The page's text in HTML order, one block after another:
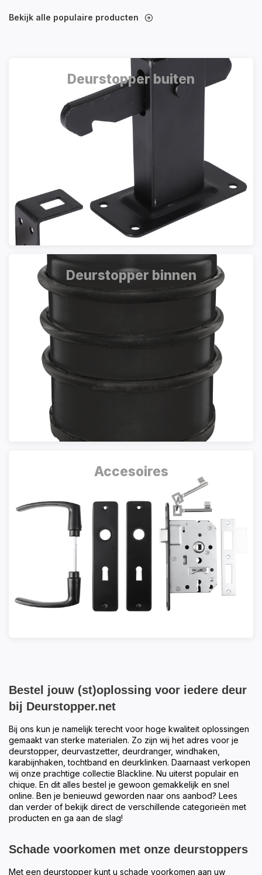
Bekijk alle populaire producten
Deurstopper buiten
Deurstopper binnen
Accesoires
Bestel jouw (st)oplossing voor iedere deur
bij Deurstopper.net
Bij ons kun je namelijk terecht voor hoge kwaliteit oplossingen
gemaakt van sterke materialen. Zo zijn wij het adres voor je
deurstopper, deurvastzetter, deurdranger, windhaken,
karabijnhaken, tochtband en deurklinken. Daarnaast verkopen
wij onze prachtige collectie Blackline. Nu uiterst populair en
chique. En dit alles bestel je gewoon gemakkelijk en snel
online. Ben je benieuwd geworden naar ons aanbod? Lees
dan verder of bekijk direct de verschillende categorieën met
producten en ga aan de slag!
Schade voorkomen met onze deurstoppers
Met een deurstopper kunt u schade voorkomen aan uw